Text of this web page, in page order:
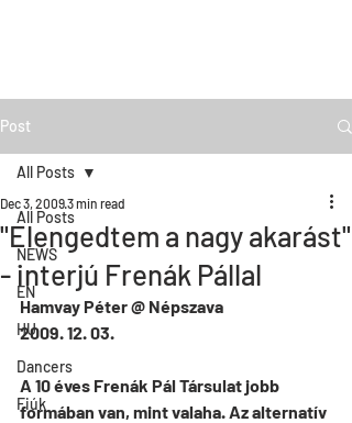
Post
All Posts
NEWS
EN
HU
Dancers
Fiúk
All Posts
"Elengedtem a nagy akarást"
- interjú Frenák Pállal
Dec 3, 20093 min read
Hamvay Péter @ Népszava
2009. 12. 03.
A 10 éves Frenák Pál Társulat jobb
formában van, mint valaha. Az alternatív